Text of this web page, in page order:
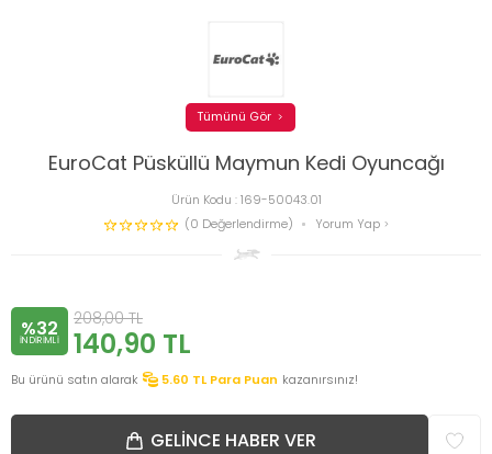
EuroCat Püsküllü Maymun Kedi Oyuncağı
Ürün Kodu :169-50043.01
(0 Değerlendirme)
Yorum Yap
Tümünü Gör
%32
INDIRIMLI
208,00TL
140,90 TL
Bu ürünü satın alarak 5.60 TL Para Puan kazanırsınız!
GELINCE HABER VER